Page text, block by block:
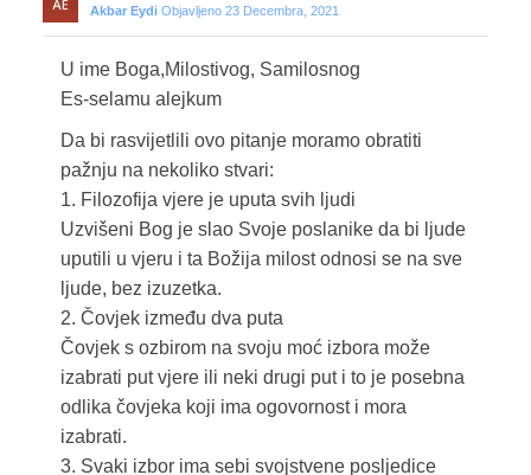
Akbar Eydi Objavljeno 23 Decembra, 2021
U ime Boga,Milostivog, Samilosnog
Es-selamu alejkum
Da bi rasvijetlili ovo pitanje moramo obratiti
pažnju na nekoliko stvari:
1. Filozofija vjere je uputa svih ljudi
Uzvišeni Bog je slao Svoje poslanike da bi ljude
uputili u vjeru i ta Božija milost odnosi se na sve
ljude, bez izuzetka.
2. Čovjek između dva puta
Čovjek s ozbirom na svoju moć izbora može
izabrati put vjere ili neki drugi put i to je posebna
odlika čovjeka koji ima ogovornost i mora
izabrati.
3. Svaki izbor ima sebi svojstvene posljedice